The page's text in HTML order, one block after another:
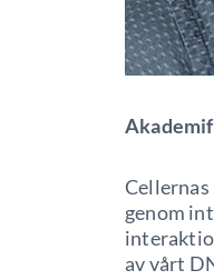
genom
av vårt